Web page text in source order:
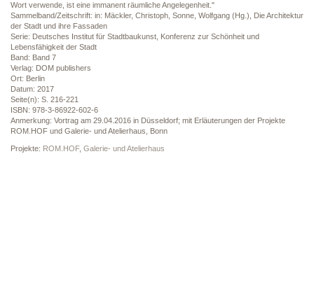
Wort verwende, ist eine immanent räumliche Angelegenheit."
Sammelband/Zeitschrift: in: Mäckler, Christoph, Sonne, Wolfgang (Hg.), Die Architektur
der Stadt und ihre Fassaden
Serie: Deutsches Institut für Stadtbaukunst, Konferenz zur Schönheit und
Lebensfähigkeit der Stadt
Band: Band 7
Verlag: DOM publishers
Ort: Berlin
Datum: 2017
Seite(n): S. 216-221
ISBN: 978-3-86922-602-6
Anmerkung: Vortrag am 29.04.2016 in Düsseldorf; mit Erläuterungen der Projekte
ROM.HOF und Galerie- und Atelierhaus, Bonn
Projekte: ROM.HOF, Galerie- und Atelierhaus